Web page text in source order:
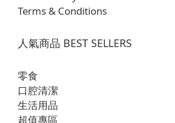
Terms & Conditions
人氣商品 BEST SELLERS
零食
口腔清潔
生活用品
超值專區